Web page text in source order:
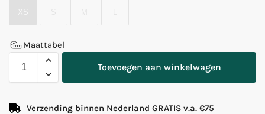
XS
Maattabel
Toevoegen aan winkelwagen
Verzending binnen Nederland GRATIS v.a. €75